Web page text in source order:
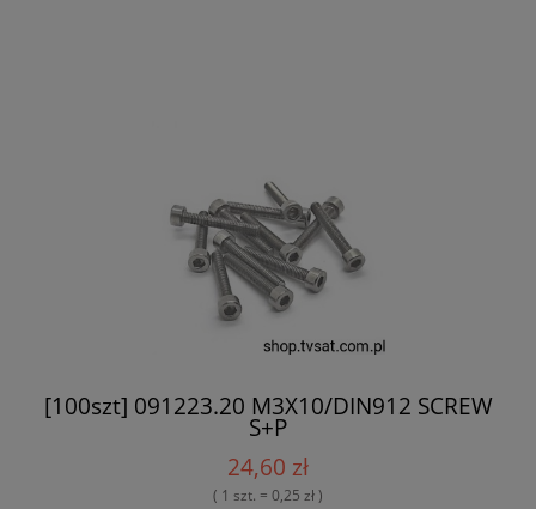
[100szt] 091223.20 M3X10/DIN912 SCREW
S+P
24,60 zł
( 1 szt. = 0,25 zł )